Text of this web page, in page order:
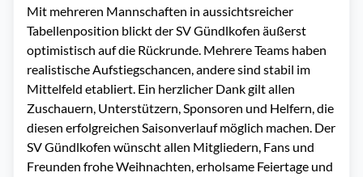
Mit mehreren Mannschaften in aussichtsreicher
Tabellenposition blickt der SV Gündlkofen äußerst
optimistisch auf die Rückrunde. Mehrere Teams haben
realistische Aufstiegschancen, andere sind stabil im
Mittelfeld etabliert. Ein herzlicher Dank gilt allen
Zuschauern, Unterstützern, Sponsoren und Helfern, die
diesen erfolgreichen Saisonverlauf möglich machen. Der
SV Gündlkofen wünscht allen Mitgliedern, Fans und
Freunden frohe Weihnachten, erholsame Feiertage und